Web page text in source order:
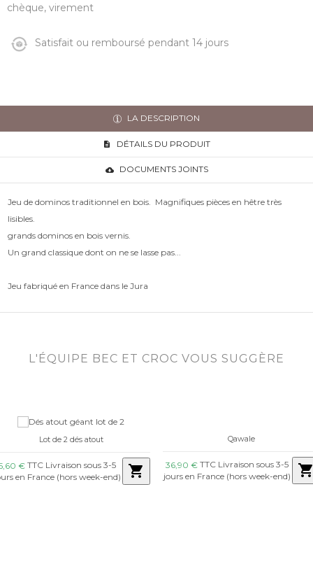
chèque, virement
Satisfait ou remboursé pendant 14 jours
LA DESCRIPTION
DÉTAILS DU PRODUIT
DOCUMENTS JOINTS
Jeu de dominos traditionnel en bois. Magnifiques pièces en hêtre très
lisibles.
grands dominos en bois vernis.
Un grand classique dont on ne se lasse pas...
Jeu fabriqué en France dans le Jura
L'ÉQUIPE BEC ET CROC VOUS SUGGÈRE
Lot de 2 dés atout
€TTC Livraison sous 3-5
en France (hors week-end)
shopping_cart
Qawale
36,90 € TTC Livraison sous 3-5
jours en France (hors week-end)